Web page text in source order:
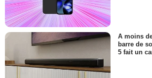
A moins
barre de
5 fait un